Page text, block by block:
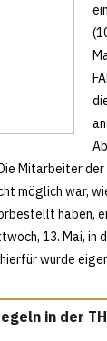
Mitarbeiter der
möglich war,
haben,
13. Mai, in
wurde
in der